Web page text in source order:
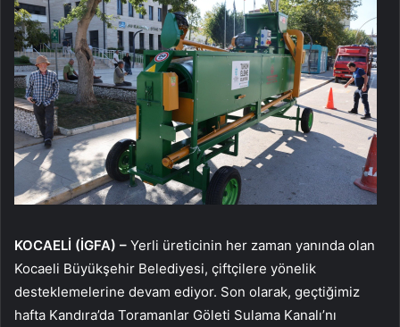
KOCAELİ (İGFA) – Yerli üreticinin her zaman yanında olan
Kocaeli Büyükşehir Belediyesi, çiftçilere yönelik
desteklemelerine devam ediyor. Son olarak, geçtiğimiz
hafta Kandıra’da Toramanlar Göleti Sulama Kanalı’nı